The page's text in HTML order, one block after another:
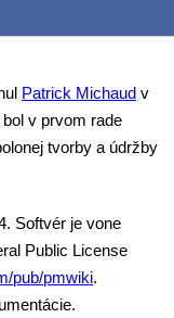
Patrick Michaud v
v prvom rade
tvorby a údržby
Softvér je vone
Public License
pub/pmwiki.